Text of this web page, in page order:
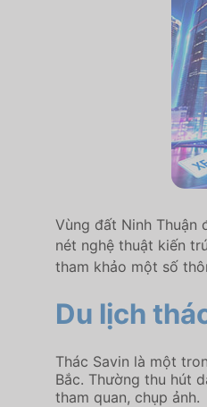
Vùng đất Ninh Thuận
nét nghệ thuật kiến
tham khảo một số
Du lịch
Thác Savin là một
Bắc. Thường thu hút
tham quan, chụp ảnh.